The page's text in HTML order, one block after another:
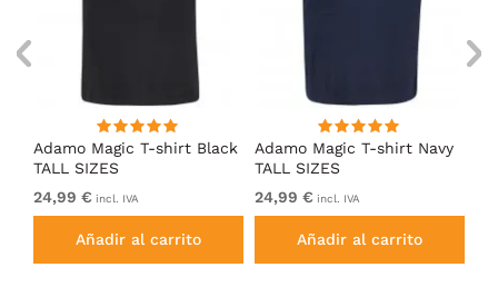
Adamo Magic T-shirt Black
TALL SIZES
24,99 € incl. IVA
Añadir al carrito
Adamo Magic T-shirt Navy
TALL SIZES
24,99 € incl. IVA
Añadir al carrito